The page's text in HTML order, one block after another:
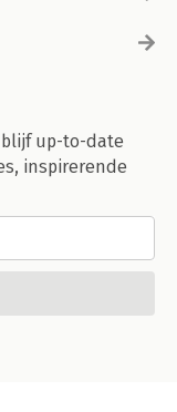
up-to-date
inspirerende